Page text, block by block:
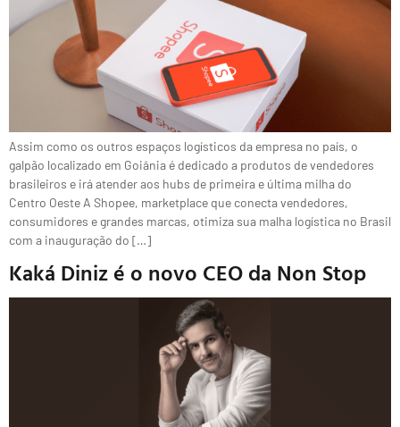
Assim como os outros espaços logísticos da empresa no país, o
galpão localizado em Goiânia é dedicado a produtos de vendedores
brasileiros e irá atender aos hubs de primeira e última milha do
Centro Oeste A Shopee, marketplace que conecta vendedores,
consumidores e grandes marcas, otimiza sua malha logística no Brasil
com a inauguração do […]
Kaká Diniz é o novo CEO da Non Stop